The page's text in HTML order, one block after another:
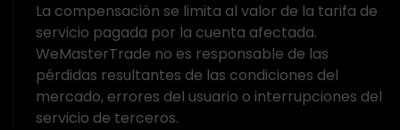
La compensación se limita al valor de la tarifa de
servicio pagada por la cuenta afectada.
WeMasterTrade no es responsable de las
pérdidas resultantes de las condiciones del
mercado, errores del usuario o interrupciones del
servicio de terceros.